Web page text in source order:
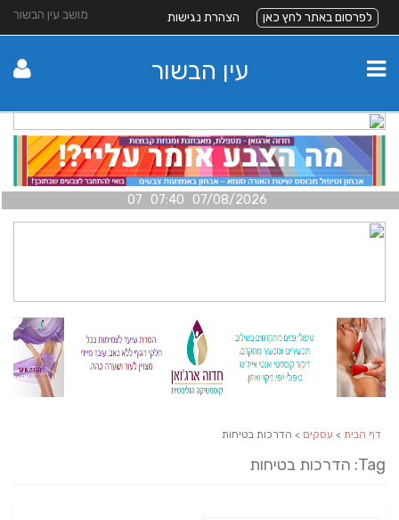
מושב עין הבשור לפרסום באתר לחץ כאן הצהרת נגישות
עין הבשור
07/08/2026 07:40 07
דף הבית > עסקים > הדרכות בטיחות
Tag: הדרכות בטיחות